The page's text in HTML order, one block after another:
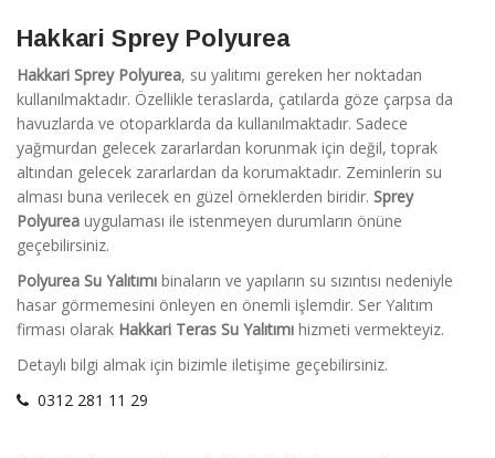
Hakkari Sprey Polyurea
Hakkari Sprey Polyurea, su yalıtımı gereken her noktadan
kullanılmaktadır. Özellikle teraslarda, çatılarda göze çarpsa da
havuzlarda ve otoparklarda da kullanılmaktadır. Sadece
yağmurdan gelecek zararlardan korunmak için değil, toprak
altından gelecek zararlardan da korumaktadır. Zeminlerin su
alması buna verilecek en güzel örneklerden biridir. Sprey
Polyurea uygulaması ile istenmeyen durumların önüne
geçebilirsiniz.
Polyurea Su Yalıtımı binaların ve yapıların su sızıntısı nedeniyle
hasar görmemesini önleyen en önemli işlemdir. Ser Yalıtım
firması olarak Hakkari Teras Su Yalıtımı hizmeti vermekteyiz.
Detaylı bilgi almak için bizimle iletişime geçebilirsiniz.
0312 281 11 29